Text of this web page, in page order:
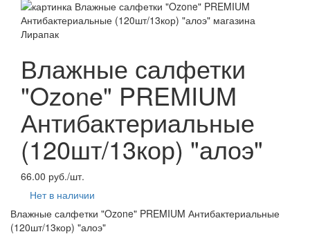
Влажные салфетки
"Ozone" PREMIUM
Антибактериальные
(120шт/13кор) "алоэ"
66.00 руб./шт.
Нет в наличии
Влажные салфетки "Ozone" PREMIUM Антибактериальные
(120шт/13кор) "алоэ"